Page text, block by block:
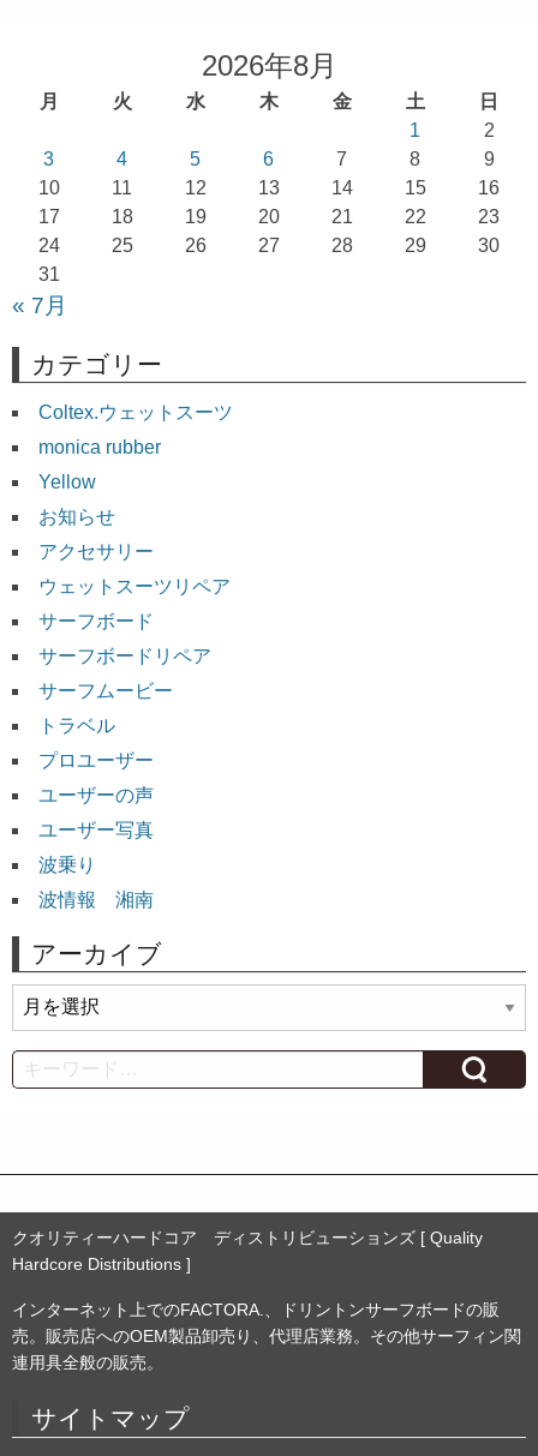
2026年8月
月 火 水 木 金 土
日
1
2
3
4 5 6 7 8
9
10
11 12 13 14 15
16
17
18 19 20 21 22
23
24
25 26 27 28 29
30
31
« 7月
カテゴリー
Coltex.ウェットスーツ
monica rubber
Yellow
お知らせ
アクセサリー
ウェットスーツリペア
サーフボード
サーフボードリペア
サーフムービー
トラベル
プロユーザー
ユーザーの声
ユーザー写真
波乗り
波情報 湘南
アーカイブ
ー
カ
イ
Search
クオリティーハードコア ディストリビューションズ [ Quality
Hardcore Distributions ]
インターネット上でのFACTORA.、ドリントンサーフボードの販
売。販売店へのOEM製品卸売り、代理店業務。その他サーフィン関
連用具全般の販売。
サイトマップ